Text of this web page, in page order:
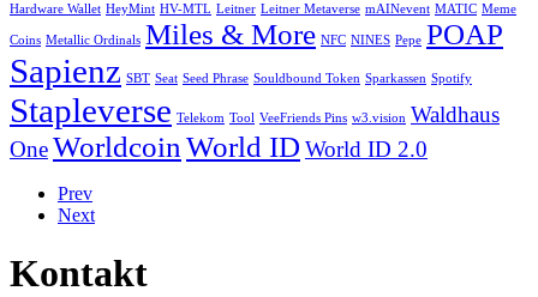
Hardware Wallet HeyMint HV-MTL Leitner Leitner Metaverse mAINevent MATIC Meme
Coins Metallic Ordinals Miles & More NFC NINES Pepe POAP
Sapienz SBT Seat Seed Phrase Souldbound Token Sparkassen Spotify
Stapleverse Telekom Tool VeeFriends Pins w3.vision Waldhaus
OneWorldcoin World ID World ID 2.0
Prev
Next
Kontakt